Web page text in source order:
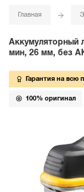
Главная
Аккумуляторный
мин, 26 мм, без
Гарантия на всю
100% оригинал